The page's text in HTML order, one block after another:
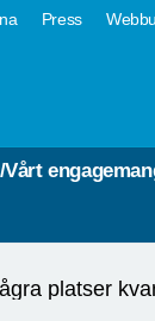
Press
platser